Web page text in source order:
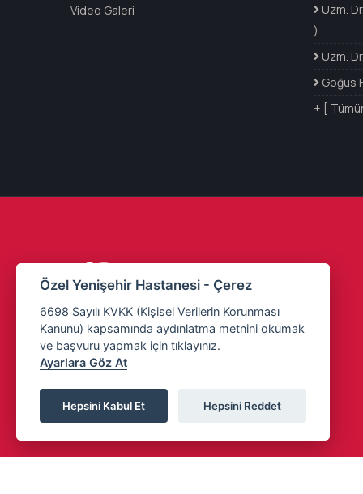
Video Galeri
Uzm.
)
Uzm.
Göğüs
+ [
Copyrights © 2023 Özel Yenişehir Hastanesi
Rights Reserved. |
Özel Yenişehir Hastanesi - Çerez
6698 Sayılı KVKK (Kişisel Verilerin Korunması
Kanunu) kapsamında aydınlatma metnini okumak
ve başvuru yapmak için tıklayınız.
Ayarlara Göz At
Hepsini Kabul Et Hepsini Reddet